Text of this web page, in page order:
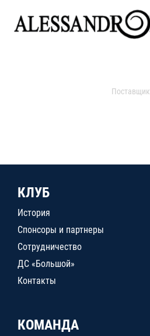
Поставщик
КЛУБ
История
Спонсоры и партнеры
Сотрудничество
ДС «Большой»
Контакты
КОМАНДА